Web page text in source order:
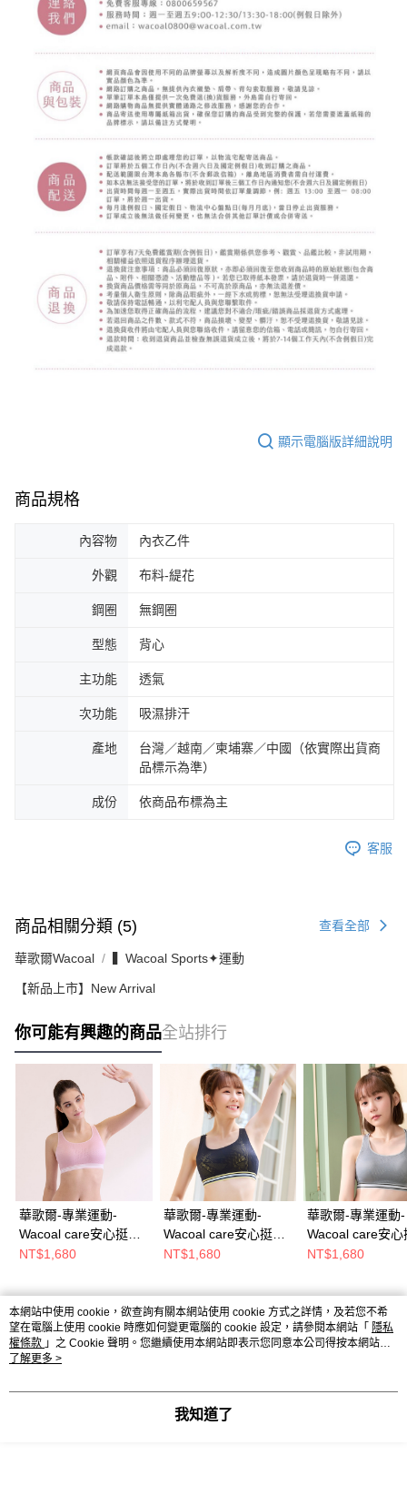
顯示電腦版詳細說明
商品規格
內容物 內衣乙件
外觀 布料-緹花
鋼圈 無鋼圈
型態 背心
主功能 透氣
次功能 吸濕排汗
產地
台灣／越南／柬埔寨／中國（依實際出貨商
品標示為準）
成份 依商品布標為主
客服
商品相關分類 (5) 查看全部
華歌爾Wacoal ▍Wacoal Sports✦運動
【新品上市】New Arrival
你可能有興趣的商品全站排行
華歌爾-專業運動-
Wacoal care安心挺胸
運動內衣 BM-F4L 罩
NBB187PQ
NT$1,680
華歌爾-專業運動-
Wacoal care安心挺胸
運動內衣 B-F罩杯內衣
NT$1,680
華歌爾-專業運動-
Wacoal care安心
運動內衣 B-F罩
NT$1,680
熱門標籤
本網站中使用 cookie，欲查詢有關本網站使用 cookie 方式之詳情，及若您不希
望在電腦上使用 cookie 時應如何變更電腦的 cookie 設定，請參閱本網站「 隱私
權條款 」之 Cookie 聲明。您繼續使用本網站即表示您同意本公司得按本網站使
用條款之 Cookie 聲明使用 cookie。
了解更多 >
我知道了